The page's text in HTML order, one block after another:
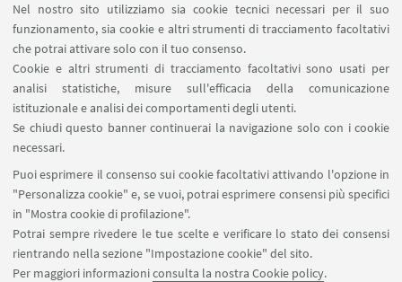
Nel nostro sito utilizziamo sia cookie tecnici necessari per il suo
funzionamento, sia cookie e altri strumenti di tracciamento facoltativi
che potrai attivare solo con il tuo consenso.
Cookie e altri strumenti di tracciamento facoltativi sono usati per
analisi statistiche, misure sull'efficacia della comunicazione
istituzionale e analisi dei comportamenti degli utenti.
Se chiudi questo banner continuerai la navigazione solo con i cookie
necessari.
Puoi esprimere il consenso sui cookie facoltativi attivando l'opzione in
"Personalizza cookie" e, se vuoi, potrai esprimere consensi più specifici
in "Mostra cookie di profilazione".
Potrai sempre rivedere le tue scelte e verificare lo stato dei consensi
rientrando nella sezione "Impostazione cookie" del sito.
Per maggiori informazioniconsulta la nostra Cookie policy.
Contatti
Carta dei servizi
SEGUI IL DIPARTIMENTO SU:
SEGUI UNIBO SU:
APP: